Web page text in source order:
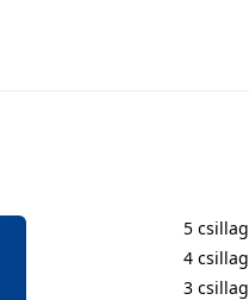
5 csillag
4 csillag
3 csillag